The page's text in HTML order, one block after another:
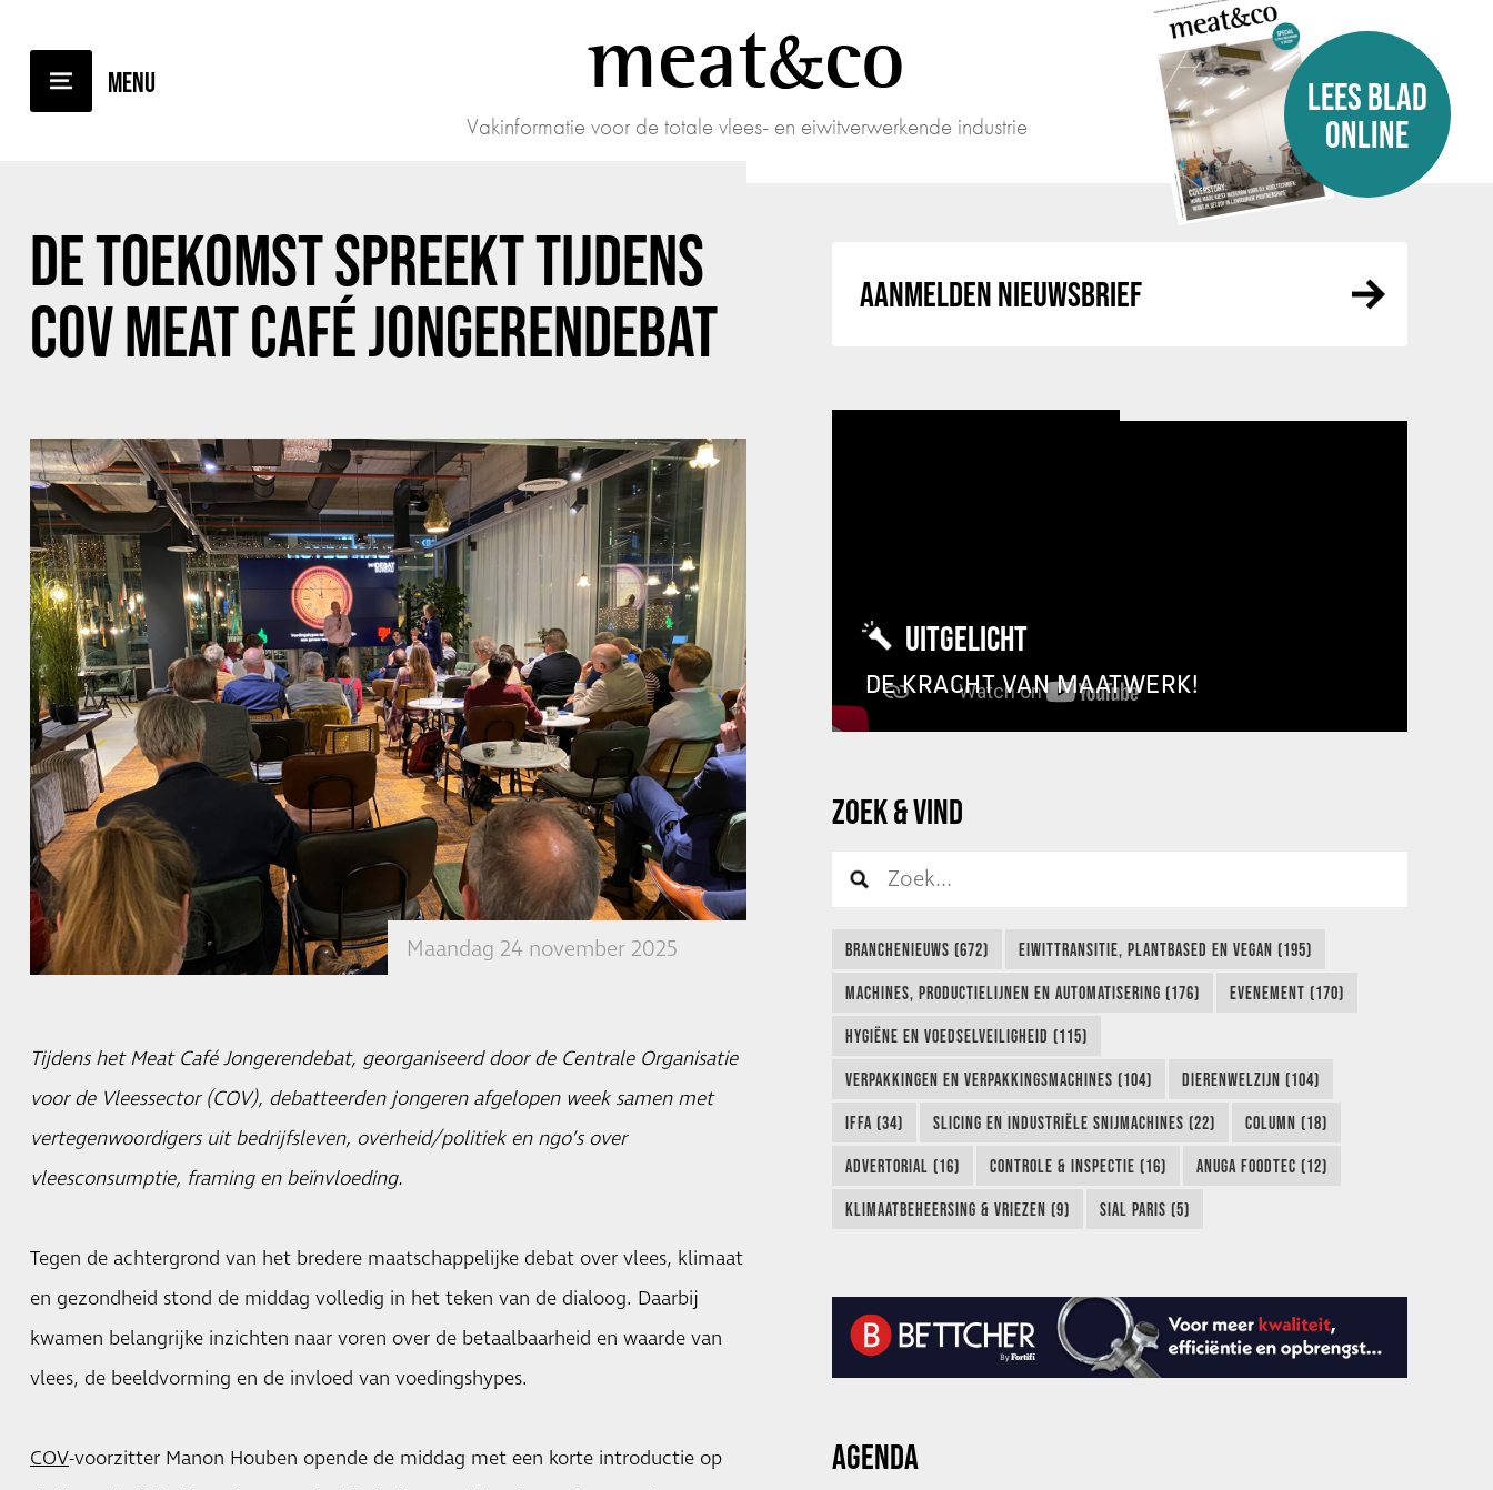
meatco
Vakinformatie voor de totale vlees- en eiwitverwerkende industrie
LEES BLAD
ONLINE
DE TOEKOMST SPREEKT TIJDENS
COV MEAT CAFÉ JONGERENDEBAT
Maandag 24 november 2025
Tijdens het Meat Café Jongerendebat, georganiseerd door de Centrale Organisatie
voor de Vleessector (COV), debatteerden jongeren afgelopen week samen met
vertegenwoordigers uit bedrijfsleven, overheid/politiek en ngo’s over
vleesconsumptie, framing en beïnvloeding.
Tegen de achtergrond van het bredere maatschappelijke debat over vlees, klimaat
en gezondheid stond de middag volledig in het teken van de dialoog. Daarbij
kwamen belangrijke inzichten naar voren over de betaalbaarheid en waarde van
vlees, de beeldvorming en de invloed van voedingshypes.
COV-voorzitter Manon Houben opende de middag met een korte introductie op
AANMELDEN NIEUWSBRIEF
UITGELICHT
DE KRACHT VAN MAATWERK!
ZOEK & VIND
BRANCHENIEUWS (672) EIWITTRANSITIE, PLANTBASED EN VEGAN (195)
MACHINES, PRODUCTIELIJNEN EN AUTOMATISERING (176) EVENEMENT (170)
HYGIËNE EN VOEDSELVEILIGHEID (115)
VERPAKKINGEN EN VERPAKKINGSMACHINES (104) DIERENWELZIJN (104)
IFFA (34) SLICING EN INDUSTRIËLE SNIJMACHINES (22) COLUMN (18)
ADVERTORIAL (16) CONTROLE & INSPECTIE (16) ANUGA FOODTEC (12)
KLIMAATBEHEERSING & VRIEZEN (9) SIAL PARIS (5)
AGENDA